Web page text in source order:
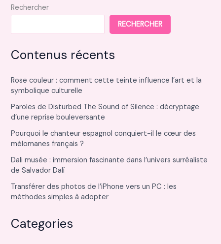
Rechercher
RECHERCHER
Contenus récents
Rose couleur : comment cette teinte influence l’art et la
symbolique culturelle
Paroles de Disturbed The Sound of Silence : décryptage
d’une reprise bouleversante
Pourquoi le chanteur espagnol conquiert-il le cœur des
mélomanes français ?
Dali musée : immersion fascinante dans l’univers surréaliste
de Salvador Dalí
Transférer des photos de l’iPhone vers un PC : les
méthodes simples à adopter
Categories